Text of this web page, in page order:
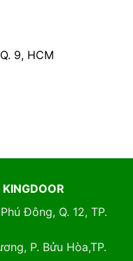
9, HCM
Đông, Q. 12, TP.
P. Bửu Hòa,TP.